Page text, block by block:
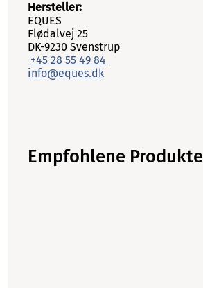
Hersteller:
EQUES
Flødalvej 25
DK-9230 Svenstrup
+45 28 55 49 84
info@eques.dk
Empfohlene Produkte